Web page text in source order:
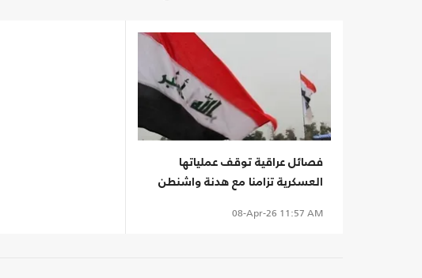
فصائل عراقية توقف عملياتها
العسكرية تزامنا مع هدنة واشنطن
08-Apr-26 11:57 AM